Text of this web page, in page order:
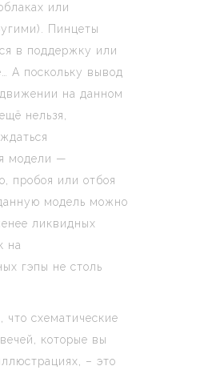
или
Пинцеты
в поддержку или
А поскольку вывод
на данном
нельзя,
модели —
пробоя или отбоя
модель можно
ликвидных
на
гэпы не столь
схематические
которые вы
– это